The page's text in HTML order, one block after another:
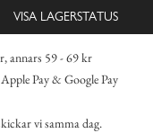
VISA LAGERSTATUS
annars 59 - 69 kr
Pay & Google Pay
vi samma dag.